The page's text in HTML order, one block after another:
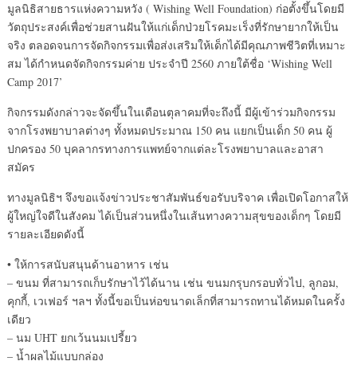
มูลนิธิสายธารแห่งความหวัง ( Wishing Well Foundation) ก่อตั้งขึ้นโดยมี
วัตถุประสงค์เพื่อช่วยสานฝันให้แก่เด็กป่วยโรคมะเร็งที่รักษายากให้เป็น
จริง ตลอดจนการจัดกิจกรรมเพื่อส่งเสริมให้เด็กได้มีคุณภาพชีวิตที่เหมาะ
สม ได้กำหนดจัดกิจกรรมค่าย ประจำปี 2560 ภายใต้ชื่อ ‘Wishing Well
Camp 2017’
กิจกรรมดังกล่าวจะจัดขึ้นในเดือนตุลาคมที่จะถึงนี้ มีผู้เข้าร่วมกิจกรรม
จากโรงพยาบาลต่างๆ ทั้งหมดประมาณ 150 คน แยกเป็นเด็ก 50 คน ผู้
ปกครอง 50 บุคลากรทางการแพทย์จากแต่ละโรงพยาบาลและอาสา
สมัคร
ทางมูลนิธิฯ จึงขอแจ้งข่าวประชาสัมพันธ์ขอรับบริจาค เพื่อเปิดโอกาสให้
ผู้ใหญ่ใจดีในสังคม ได้เป็นส่วนหนึ่งในเส้นทางความสุขของเด็กๆ โดยมี
รายละเอียดดังนี้
• ให้การสนับสนุนด้านอาหาร เช่น
– ขนม ที่สามารถเก็บรักษาไว้ได้นาน เช่น ขนมกรุบกรอบทั่วไป, ลูกอม,
คุกกี้, เวเฟอร์ ฯลฯ ทั้งนี้ขอเป็นห่อขนาดเล็กที่สามารถทานได้หมดในครั้ง
เดียว
– นม UHT ยกเว้นนมเปรี้ยว
– น้ำผลไม้แบบกล่อง